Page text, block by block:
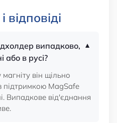
відповіді
випадково,
або в русі?
він щільно
підтримкою MagSafe
Випадкове від'єднання